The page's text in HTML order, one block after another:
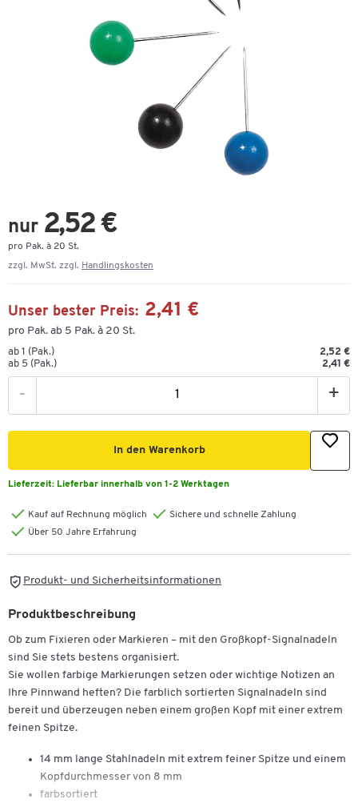
nur 2,52 €
pro Pak. à 20 St.
zzgl. MwSt. zzgl. Handlingskosten
Unser bester Preis: 2,41 €
pro Pak. ab 5 Pak. à 20 St.
ab 1 (Pak.)
2,52 €
ab 5 (Pak.)
2,41 €
- +
In den Warenkorb
Lieferzeit: Lieferbar innerhalb von 1-2 Werktagen
Kauf auf Rechnung möglich
Sichere und schnelle Zahlung
Über 50 Jahre Erfahrung
Produkt- und Sicherheitsinformationen
Produktbeschreibung
Ob zum Fixieren oder Markieren – mit den Großkopf-Signalnadeln
sind Sie stets bestens organisiert.
Sie wollen farbige Markierungen setzen oder wichtige Notizen an
Ihre Pinnwand heften? Die farblich sortierten Signalnadeln sind
bereit und überzeugen neben einem großen Kopf mit einer extrem
feinen Spitze.
14 mm lange Stahlnadeln mit extrem feiner Spitze und einem
Kopfdurchmesser von 8 mm
farbsortiert